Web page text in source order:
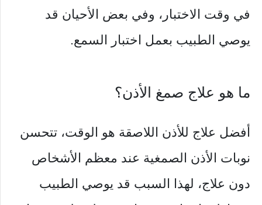
في وقت الاختبار، وفي بعض الأحيان قد
يوصي الطبيب بعمل اختبار السمع.
ما هو علاج صمغ الأذن؟
أفضل علاج للأذن اللاصقة هو الوقت، تتحسن
نوبات الأذن الصمغية عند معظم الأشخاص
دون علاج، لهذا السبب قد يوصي الطبيب